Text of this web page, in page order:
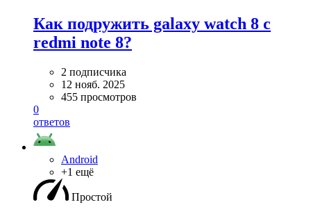
Как подружить galaxy watch 8 с
redmi note 8?
2 подписчика
12 нояб. 2025
455 просмотров
0
ответов
Android
+1 ещё
Простой